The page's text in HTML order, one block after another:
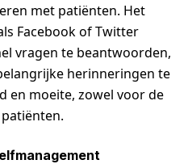
met patiënten. Het
Facebook of Twitter
vragen te beantwoorden,
herinneringen te
en moeite, zowel voor de